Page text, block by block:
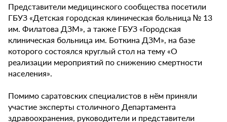
Представители медицинского сообщества посетили
ГБУЗ «Детская городская клиническая больница № 13
им. Филатова ДЗМ», а также ГБУЗ «Городская
клиническая больница им. Боткина ДЗМ», на базе
которого состоялся круглый стол на тему «О
реализации мероприятий по снижению смертности
населения».
Помимо саратовских специалистов в нём приняли
участие эксперты столичного Департамента
здравоохранения, руководители и представители